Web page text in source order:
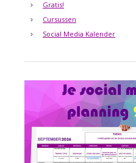
Gratis!
Cursussen
Social Media Kalender